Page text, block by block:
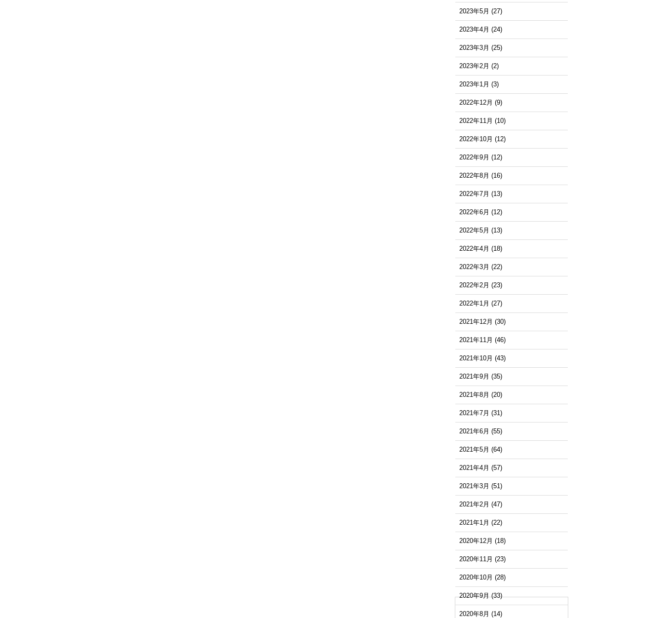
2023年5月 (27)
2023年4月 (24)
2023年3月 (25)
2023年2月 (2)
2023年1月 (3)
2022年12月 (9)
2022年11月 (10)
2022年10月 (12)
2022年9月 (12)
2022年8月 (16)
2022年7月 (13)
2022年6月 (12)
2022年5月 (13)
2022年4月 (18)
2022年3月 (22)
2022年2月 (23)
2022年1月 (27)
2021年12月 (30)
2021年11月 (46)
2021年10月 (43)
2021年9月 (35)
2021年8月 (20)
2021年7月 (31)
2021年6月 (55)
2021年5月 (64)
2021年4月 (57)
2021年3月 (51)
2021年2月 (47)
2021年1月 (22)
2020年12月 (18)
2020年11月 (23)
2020年10月 (28)
2020年9月(33)
2020年8月 (14)